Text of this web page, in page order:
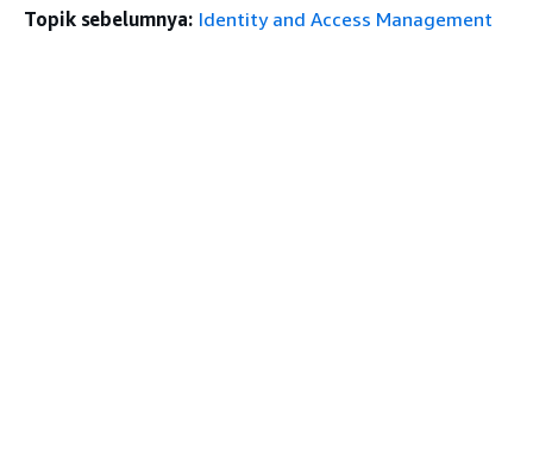
Topik sebelumnya: Identity and Access Management